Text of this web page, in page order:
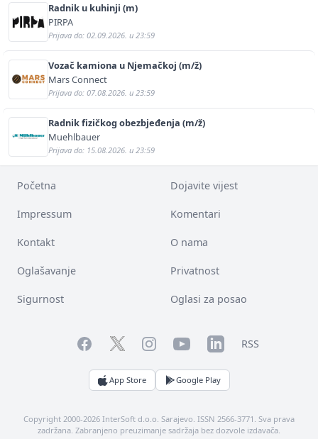
Radnik u kuhinji (m)
PIRPA
Prijava do: 02.09.2026. u 23:59
Vozač kamiona u Njemačkoj (m/ž)
Mars Connect
Prijava do: 07.08.2026. u 23:59
Radnik fizičkog obezbjeđenja (m/ž)
Muehlbauer
Prijava do: 15.08.2026. u 23:59
Početna Dojavite vijest
Impressum Komentari
Kontakt O nama
Oglašavanje Privatnost
Sigurnost Oglasi za posao
FacebookTwitterInstagramYouTubeLinkedInRSS
App Store Google Play
Copyright 2000-2026 InterSoft d.o.o. Sarajevo. ISSN 2566-3771. Sva prava
zadržana. Zabranjeno preuzimanje sadržaja bez dozvole izdavača.